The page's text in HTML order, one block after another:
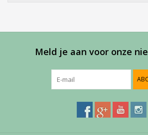
Meld je aan voor onze